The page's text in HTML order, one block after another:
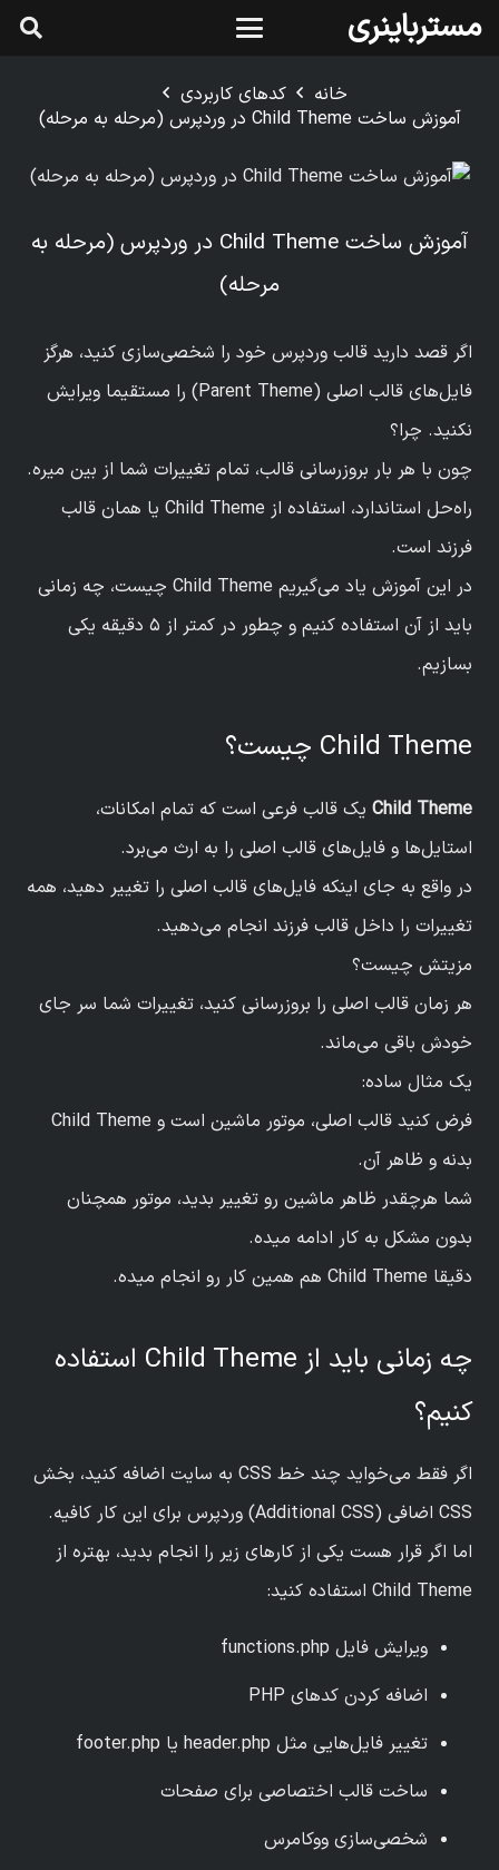
مسترباینری
خانه
کدهای کاربردی
آموزش ساخت Child Theme در وردپرس (مرحله به مرحله)
آموزش ساخت Child Theme در وردپرس (مرحله به
مرحله)
اگر قصد دارید قالب وردپرس خود را شخصی‌سازی کنید، هرگز
فایل‌های قالب اصلی (Parent Theme) را مستقیما ویرایش
نکنید. چرا؟
چون با هر بار بروزرسانی قالب، تمام تغییرات شما از بین میره.
راه‌حل استاندارد، استفاده از Child Theme یا همان قالب
فرزند است.
در این آموزش یاد می‌گیریم Child Theme چیست، چه زمانی
باید از آن استفاده کنیم و چطور در کمتر از ۵ دقیقه یکی
بسازیم.
Child Theme چیست؟
Child Theme یک قالب فرعی است که تمام امکانات،
استایل‌ها و فایل‌های قالب اصلی را به ارث می‌برد.
در واقع به جای اینکه فایل‌های قالب اصلی را تغییر دهید، همه
تغییرات را داخل قالب فرزند انجام می‌دهید.
مزیتش چیست؟
هر زمان قالب اصلی را بروزرسانی کنید، تغییرات شما سر جای
خودش باقی می‌ماند.
یک مثال ساده:
فرض کنید قالب اصلی، موتور ماشین است و Child Theme
بدنه و ظاهر آن.
شما هرچقدر ظاهر ماشین رو تغییر بدید، موتور همچنان
بدون مشکل به کار ادامه میده.
دقیقا Child Theme هم همین کار رو انجام میده.
چه زمانی باید از Child Theme استفاده
کنیم؟
اگر فقط می‌خواید چند خط CSS به سایت اضافه کنید، بخش
CSS اضافی (Additional CSS) وردپرس برای این کار کافیه.
اما اگر قرار هست یکی از کارهای زیر را انجام بدید، بهتره از
Child Theme استفاده کنید:
ویرایش فایل functions.php
اضافه کردن کدهای PHP
تغییر فایل‌هایی مثل header.php یا footer.php
ساخت قالب اختصاصی برای صفحات
شخصی‌سازی ووکامرس